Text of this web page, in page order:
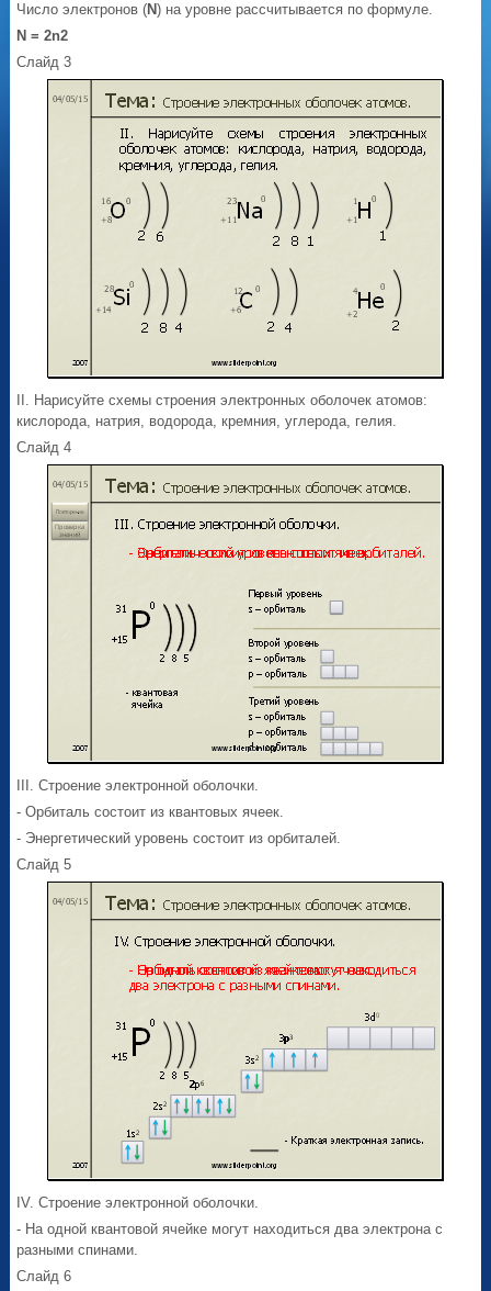
Число электронов (N) на уровне рассчитывается по формуле.
N = 2n2
Слайд 3
II. Нарисуйте схемы строения электронных оболочек атомов:
кислорода, натрия, водорода, кремния, углерода, гелия.
Слайд 4
III. Строение электронной оболочки.
- Орбиталь состоит из квантовых ячеек.
- Энергетический уровень состоит из орбиталей.
Слайд 5
IV. Строение электронной оболочки.
- На одной квантовой ячейке могут находиться два электрона с
разными спинами.
Слайд 6